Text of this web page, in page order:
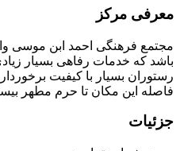
معرفی مرکز
مجتمع فرهنگی احمد ابن موسی
باشد که خدمات رفاهی بسیار
رستوران بسیار با کیفیت
فاصله این مکان تا حرم مطهر
جزئیات